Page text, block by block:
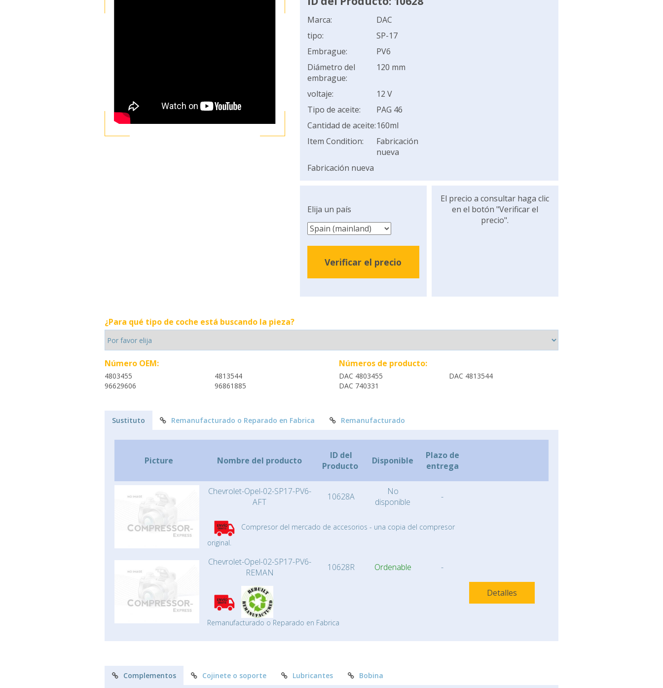
Marca:
DAC
tipo:
SP-17
Embrague:
PV6
Diámetro del
embrague:
120 mm
voltaje:
12 V
Tipo de aceite:
PAG 46
Cantidad de aceite:160ml
Item Condition:
Fabricación
nueva
Fabricación nueva
Elija un país
Verificar el precio
El precio a consultar haga clic
en el botón "Verificar el
precio".
¿Para qué tipo de coche está buscando la pieza?
Número OEM:
4803455
4813544
96629606
96861885
Números de producto:
DAC 4803455
DAC 4813544
DAC 740331
Sustituto Remanufacturado o Reparado en Fabrica Remanufacturado
Picture Nombre del producto
ID del
Producto
Disponible
Plazo de
entrega
Chevrolet-Opel-02-SP17-PV6-
AFT
10628A
No
disponible
-
Compresor del mercado de accesorios - una copia del compresor
original.
Chevrolet-Opel-02-SP17-PV6-
REMAN
10628R Ordenable -
Detalles
Remanufacturado o Reparado en Fabrica
Complementos Cojinete o soporte Lubricantes Bobina